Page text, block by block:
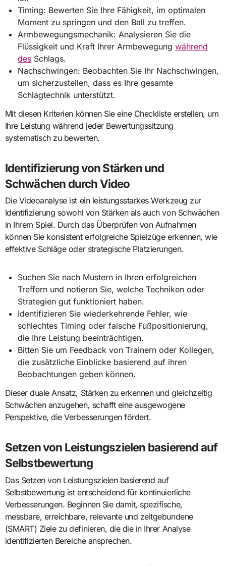
Timing: Bewerten Sie Ihre Fähigkeit, im optimalen
Moment zu springen und den Ball zu treffen.
Armbewegungsmechanik: Analysieren Sie die
Flüssigkeit und Kraft Ihrer Armbewegungwährend
des Schlags.
Nachschwingen: Beobachten Sie Ihr Nachschwingen,
um sicherzustellen, dass es Ihre gesamte
Schlagtechnik unterstützt.
Mit diesen Kriterien können Sie eine Checkliste erstellen, um
Ihre Leistung während jeder Bewertungssitzung
systematisch zu bewerten.
Identifizierung von Stärken und
Schwächen durch Video
Die Videoanalyse ist ein leistungsstarkes Werkzeug zur
Identifizierung sowohl von Stärken als auch von Schwächen
in Ihrem Spiel. Durch das Überprüfen von Aufnahmen
können Sie konsistent erfolgreiche Spielzüge erkennen, wie
effektive Schläge oder strategische Platzierungen.
Suchen Sie nach Mustern in Ihren erfolgreichen
Treffern und notieren Sie, welche Techniken oder
Strategien gut funktioniert haben.
Identifizieren Sie wiederkehrende Fehler, wie
schlechtes Timing oder falsche Fußpositionierung,
die Ihre Leistung beeinträchtigen.
Bitten Sie um Feedback von Trainern oder Kollegen,
die zusätzliche Einblicke basierend auf ihren
Beobachtungen geben können.
Dieser duale Ansatz, Stärken zu erkennen und gleichzeitig
Schwächen anzugehen, schafft eine ausgewogene
Perspektive, die Verbesserungen fördert.
Setzen von Leistungszielen basierend auf
Selbstbewertung
Das Setzen von Leistungszielen basierend auf
Selbstbewertung ist entscheidend für kontinuierliche
Verbesserungen. Beginnen Sie damit, spezifische,
messbare, erreichbare, relevante und zeitgebundene
(SMART) Ziele zu definieren, die die in Ihrer Analyse
identifizierten Bereiche ansprechen.